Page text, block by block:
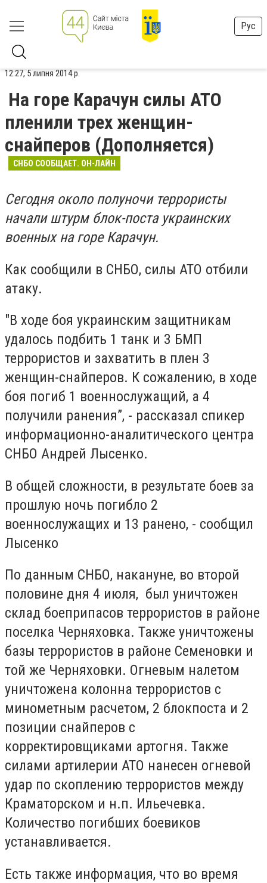
Рус
12:27, 5 липня 2014 р.
На горе Карачун силы АТО
пленили трех женщин-
снайперов (Дополняется)
СНБО СООБЩАЕТ. ОН-ЛАЙН
Сегодня около полуночи террористы
начали штурм блок-поста украинских
военных на горе Карачун.
Как сообщили в СНБО, силы АТО отбили
атаку.
"В ходе боя украинским защитникам
удалось подбить 1 танк и 3 БМП
террористов и захватить в плен 3
женщин-снайперов. К сожалению, в ходе
боя погиб 1 военнослужащий, а 4
получили ранения”, - рассказал спикер
информационно-аналитического центра
СНБО Андрей Лысенко.
В общей сложности, в результате боев за
прошлую ночь погибло 2
военнослужащих и 13 ранено, - сообщил
Лысенко
По данным СНБО, накануне, во второй
половине дня 4 июля, был уничтожен
склад боеприпасов террористов в районе
поселка Черняховка. Также уничтожены
базы террористов в районе Семеновки и
той же Черняховки. Огневым налетом
уничтожена колонна террористов с
минометным расчетом, 2 блокпоста и 2
позиции снайперов с
корректировщиками артогня. Также
силами артилерии АТО нанесен огневой
удар по скоплению террористов между
Краматорском и н.п. Ильечевка.
Количество погибших боевиков
устанавливается.
Есть также информация, что во время